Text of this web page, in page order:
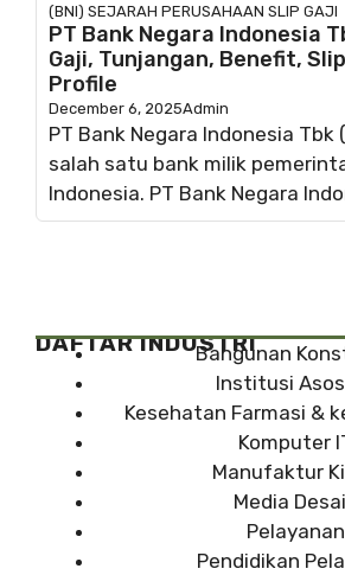
(BNI) SEJARAH PERUSAHAAN SLIP GAJI
PT Bank Negara Indonesia
Gaji, Tunjangan, Benefit,
Profile
December 6, 2025Admin
PT Bank Negara Indonesia Tbk
salah satu bank milik
Indonesia. PT Bank Negara
DAFTAR INDUSTRI
Bangunan
Institusi
Kesehatan Farmasi &
Komputer
Manufaktur
Media
Pelayanan
Pendidikan